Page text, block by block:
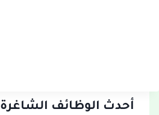
أحدث الوظائف الشاغرة